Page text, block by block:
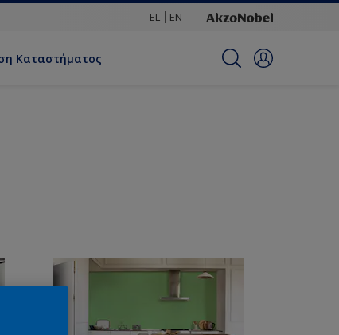
EL EN
Καταστήματος